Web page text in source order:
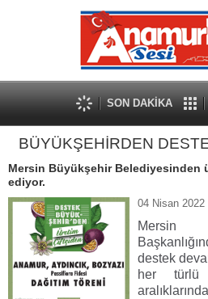
SON DAKİKA
BÜYÜKŞEHİRDEN
Mersin Büyükşehir Belediyesinden
ediyor.
04 Nisan
Mersin
destek
her türlü